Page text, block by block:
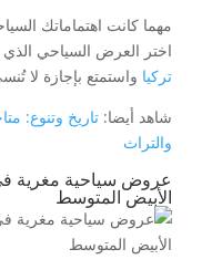
مهما كانت اهتماماتك
اختر العرض السياحي الذي
تركيا واستمتع بإجازة لا
شاهد أيضا: تاريخ وتنوع:
والتراث
عروض سياحية مغرية
الأبيض المتوسط